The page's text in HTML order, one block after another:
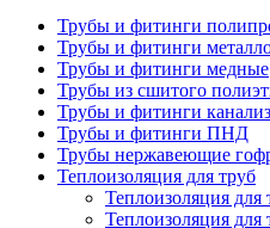
Трубы и фитинги
Трубы и фитинги
Трубы и фитинги медные
Трубы из сшитого
Трубы и фитинги
Трубы и фитинги ПНД
Трубы нержавеющие
Теплоизоляция для труб
Теплоизоляция для
Теплоизоляция